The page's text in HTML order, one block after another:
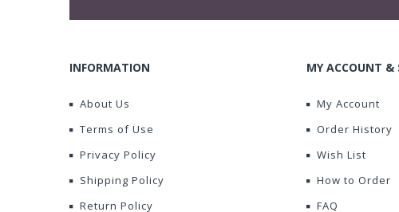
INFORMATION
About Us
Terms of Use
Privacy Policy
Shipping Policy
Return Policy
MY ACCOUNT &
My Account
Order History
Wish List
How to Order
FAQ